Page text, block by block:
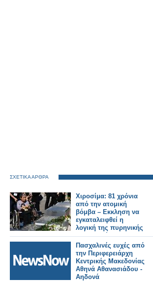
ΣΧΕΤΙΚΑ ΑΡΘΡΑ
Χιροσίμα: 81 χρόνια
από την ατομική
βόμβα – Εκκληση να
εγκαταλειφθεί η
λογική της πυρηνικής
αποτροπής
Πασχαλινές ευχές από
την Περιφερειάρχη
Κεντρικής Μακεδονίας
Αθηνά Αθανασιάδου -
Αηδονά